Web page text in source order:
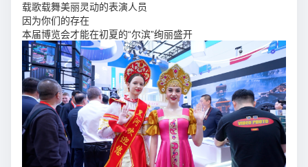
载歌载舞美丽灵动的表演人员
因为你们的存在
本届博览会才能在初夏的“尔滨”绚丽盛开